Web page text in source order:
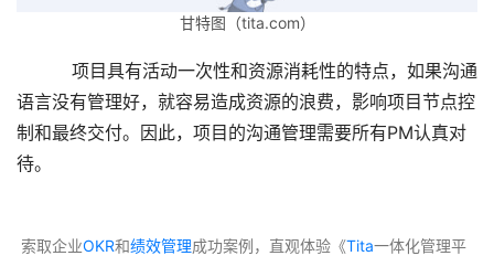
甘特图（tita.com）
语言没有管理好，就容易造成资源的浪费，影响项目节点控
制和最终交付。因此，项目的沟通管理需要所有PM认真对
待。
索取企业OKR和绩效管理成功案例，直观体验《Tita一体化管理平